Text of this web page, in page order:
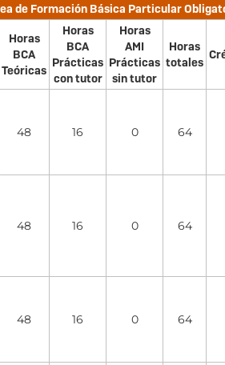
de Formación Básica Particular
Horas
BCA
Teóricas
Horas
BCA
Prácticas
con tutor
Horas
AMI
Prácticas
sin tutor
Horas
totales
48 16 0 64
48 16 0 64
48 16 0 64